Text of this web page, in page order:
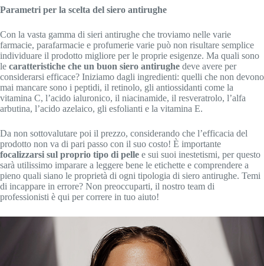
Parametri per la scelta del siero antirughe
Con la vasta gamma di sieri antirughe che troviamo nelle varie
farmacie, parafarmacie e profumerie varie può non risultare semplice
individuare il prodotto migliore per le proprie esigenze. Ma quali sono
le caratteristiche che un buon siero antirughe deve avere per
considerarsi efficace? Iniziamo dagli ingredienti: quelli che non devono
mai mancare sono i peptidi, il retinolo, gli antiossidanti come la
vitamina C, l’acido ialuronico, il niacinamide, il resveratrolo, l’alfa
arbutina, l’acido azelaico, gli esfolianti e la vitamina E.
Da non sottovalutare poi il prezzo, considerando che l’efficacia del
prodotto non va di pari passo con il suo costo! È importante
focalizzarsi sul proprio tipo di pelle e sui suoi inestetismi, per questo
sarà utilissimo imparare a leggere bene le etichette e comprendere a
pieno quali siano le proprietà di ogni tipologia di siero antirughe. Temi
di incappare in errore? Non preoccuparti, il nostro team di
professionisti è qui per correre in tuo aiuto!